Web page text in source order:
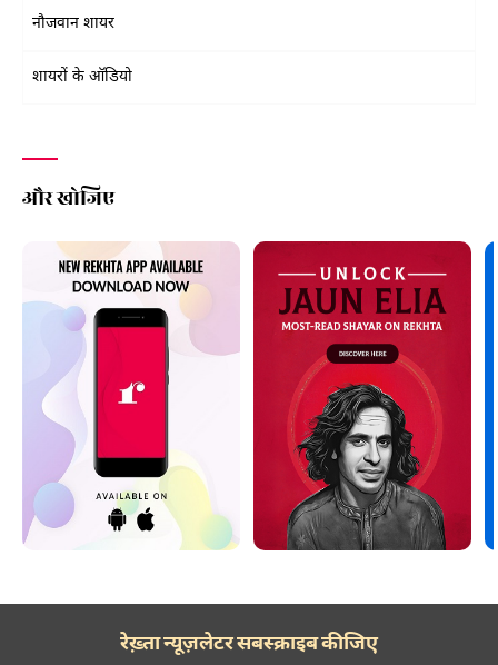
नौजवान शायर
शायरों के ऑडियो
और खोजिए
रेख़्ता न्यूज़लेटर सबस्क्राइब कीजिए